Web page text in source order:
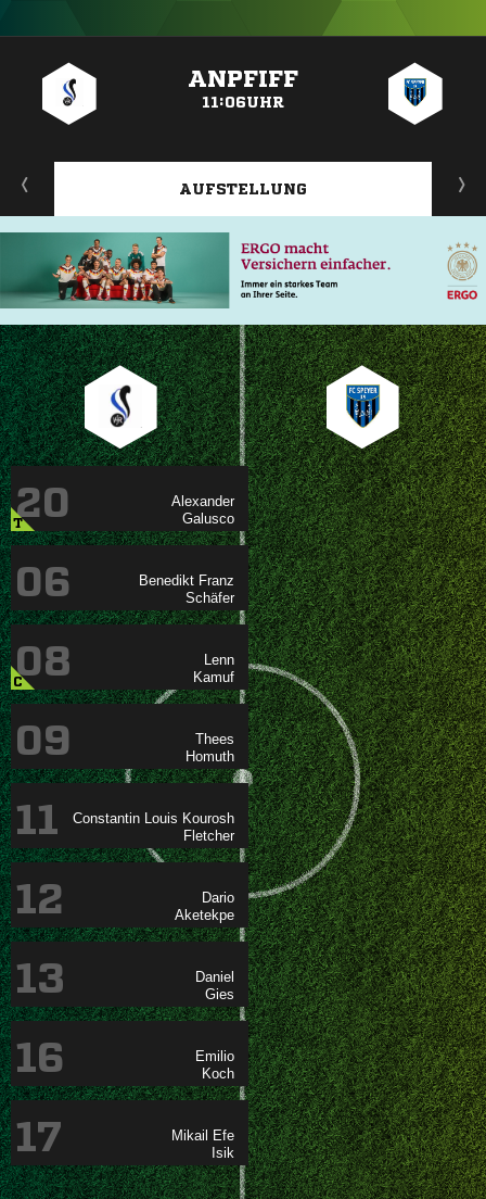
ANPFIFF
11:06UHR
AUFSTELLUNG


12


13


16
 

17


20
T
 

06


08
C


09
  

11